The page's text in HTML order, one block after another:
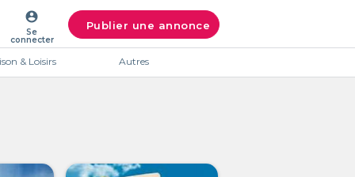
account_circle
Se
connecter
Publier une annonce
& Loisirs Autres